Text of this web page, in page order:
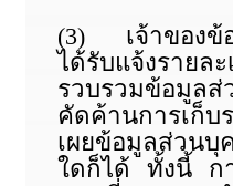
(3) เจ้าของข้
ได้รับแจ้งรายล
รวบรวมข้อมูล
คัดค้านการเก็บ
เผยข้อมูลส่วนบุ
ใดก็ได้ ทั้งนี้ ก